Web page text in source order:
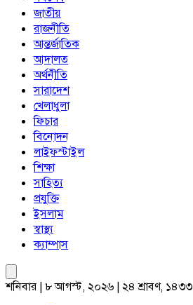
জাতীয়
রাজনীতি
আন্তর্জাতিক
আদালত
অর্থনীতি
সারাদেশ
খেলাধুলা
ফিচার
বিনোদন
লাইফস্টাইল
শিক্ষা
সাহিত্য
প্রযুক্তি
ইসলাম
স্বাস্থ্য
ক্যাম্পাস
শনিবার | ৮ আগস্ট, ২০২৬ | ২৪ শ্রাবণ, ১৪৩৩